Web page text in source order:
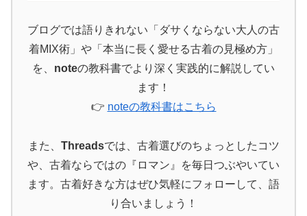
ブログでは語りきれない「ダサくならない大人の古
着MIX術」や「本当に長く愛せる古着の見極め方」
を、 noteの教科書でより深く実践的に解説してい
ます！
👉 noteの教科書はこちら
また、 Threadsでは、古着選びのちょっとしたコツ
や、古着ならではの『ロマン』を毎日つぶやいてい
ます。古着好きな方はぜひ気軽にフォローして、語
り合いましょう！